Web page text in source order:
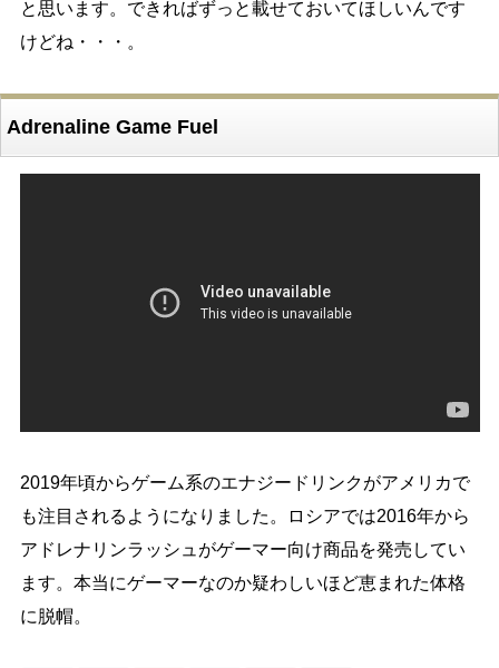
と思います。できればずっと載せておいてほしいんです
けどね・・・。
Adrenaline Game Fuel
2019年頃からゲーム系のエナジードリンクがアメリカで
も注目されるようになりました。ロシアでは2016年から
アドレナリンラッシュがゲーマー向け商品を発売してい
ます。本当にゲーマーなのか疑わしいほど恵まれた体格
に脱帽。